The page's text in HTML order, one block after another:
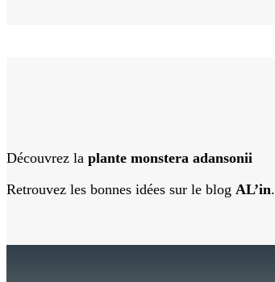
Découvrez la plante monstera adansonii
Retrouvez les bonnes idées sur le blog AL’in.